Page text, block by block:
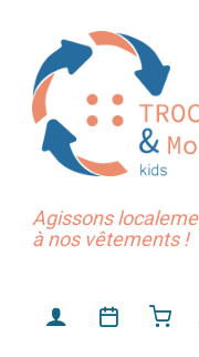
Agissons
à nos vêtements !